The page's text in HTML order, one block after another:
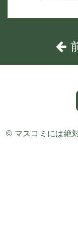
© マスコミには絶